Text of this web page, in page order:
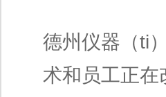
德州仪器（ti
术和员工正在